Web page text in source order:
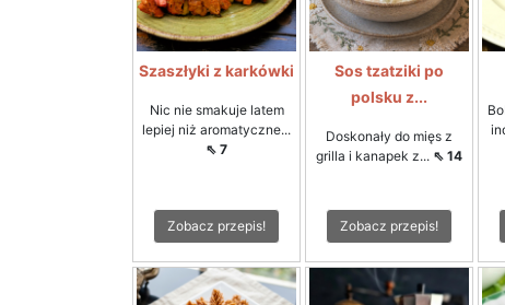
Szaszłyki z karkówki
Nic nie smakuje latem
lepiej niż aromatyczne...
⇖ 7
Zobacz przepis!
Sos tzatziki po
polsku z...
Doskonały do mięs z
grilla i kanapek z... ⇖ 14
Zobacz przepis!